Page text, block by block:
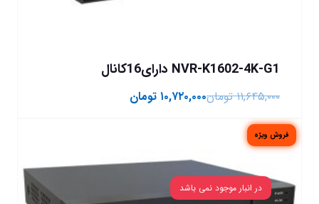
NVR-K1602-4K-G1 دارای16کانال
۱۱,۶۴۵,۰۰۰ تومان۱۰,۷۲۰,۰۰۰ تومان
فروش ویژه
در انبار موجود نمی باشد